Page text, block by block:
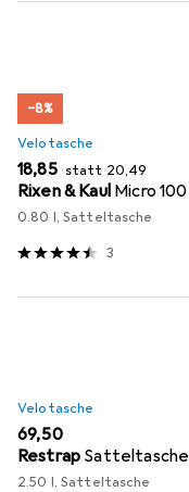
−8%
Velotasche
EUR
18,85 statt EUR
20,49
Rixen & Kaul Micro 100
0.80 l, Satteltasche
3
Velotasche
EUR
69,50
Restrap Satteltasche
2.50 l, Satteltasche